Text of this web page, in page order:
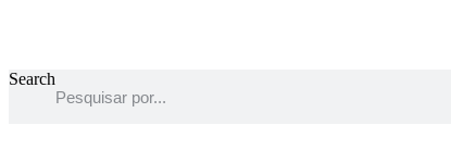
Search